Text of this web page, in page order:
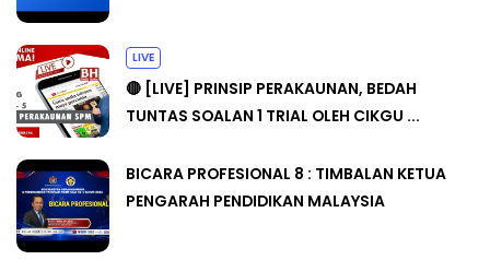
LIVE
🔴 [LIVE] PRINSIP PERAKAUNAN, BEDAH
TUNTAS SOALAN 1 TRIAL OLEH CIKGU ...
BICARA PROFESIONAL 8 : TIMBALAN KETUA
PENGARAH PENDIDIKAN MALAYSIA